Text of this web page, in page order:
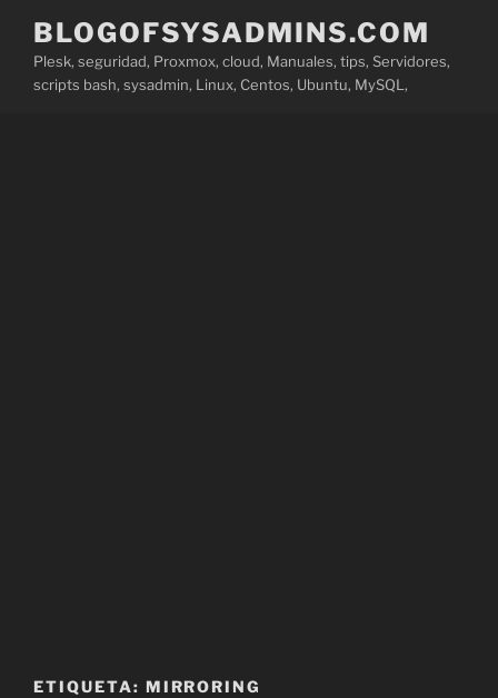
contenido
BLOGOFSYSADMINS.COM
Plesk, seguridad, Proxmox, cloud, Manuales, tips, Servidores,
scripts bash, sysadmin, Linux, Centos, Ubuntu, MySQL,
ETIQUETA: MIRRORING